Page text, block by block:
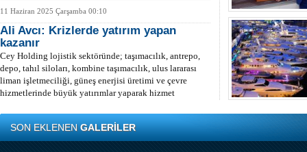
11 Haziran 2025 Çarşamba 00:10
Ali Avcı: Krizlerde yatırım yapan
kazanır
Cey Holding lojistik sektöründe; taşımacılık, antrepo,
depo, tahıl siloları, kombine taşımacılık, ulus lararası
liman işletmeciliği, güneş enerjisi üretimi ve çevre
hizmetlerinde büyük yatırımlar yaparak hizmet
SON EKLENENGALERİLER